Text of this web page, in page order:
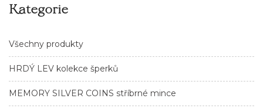
Kategorie
Všechny produkty
HRDÝ LEV kolekce šperků
MEMORY SILVER COINS stříbrné mince